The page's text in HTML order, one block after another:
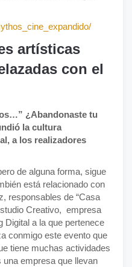
artísticas
con el
¿Abandonaste tu
la cultura
a los realizadores
de alguna forma, sigue
está relacionado con
responsables de “Casa
Creativo, empresa
Digital a la que pertenece
conmigo este evento que
tiene muchas actividades
empresa que llevan